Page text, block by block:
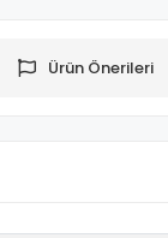
Ürün Önerileri